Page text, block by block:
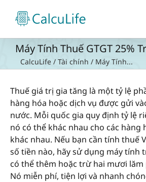
content
Máy Tính Thuế GTGT 25%
CalcuLife / Tài chính / Máy Tính...
Thuế giá trị gia tăng là một tỷ lệ
hàng hóa hoặc dịch vụ được gửi
nước. Mỗi quốc gia quy định tỷ lệ
nó có thể khác nhau cho các hàng
khác nhau. Nếu bạn cần tính thuế
số tiền nào, hãy sử dụng máy tính
có thể thêm hoặc trừ hai mươi
Nó miễn phí, tiện lợi và nhanh